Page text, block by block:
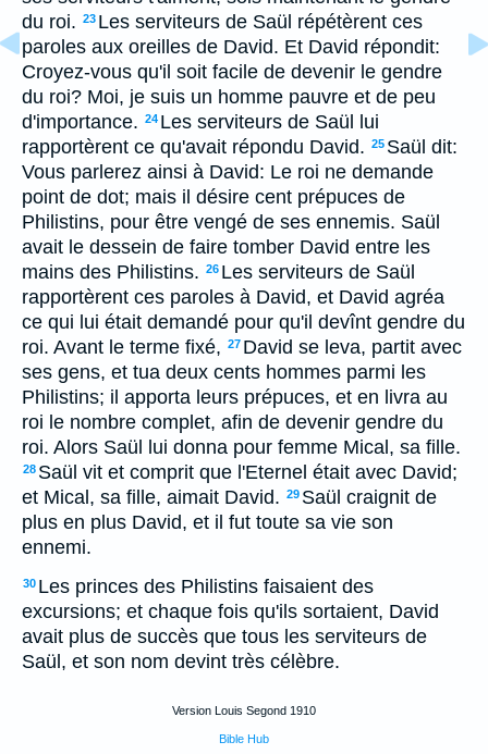
du roi. 23 Les serviteurs de Saül répétèrent ces
paroles aux oreilles de David. Et David répondit:
Croyez-vous qu'il soit facile de devenir le gendre
du roi? Moi, je suis un homme pauvre et de peu
d'importance. 24 Les serviteurs de Saül lui
rapportèrent ce qu'avait répondu David. 25 Saül dit:
Vous parlerez ainsi à David: Le roi ne demande
point de dot; mais il désire cent prépuces de
Philistins, pour être vengé de ses ennemis. Saül
avait le dessein de faire tomber David entre les
mains des Philistins. 26 Les serviteurs de Saül
rapportèrent ces paroles à David, et David agréa
ce qui lui était demandé pour qu'il devînt gendre du
roi. Avant le terme fixé, 27 David se leva, partit avec
ses gens, et tua deux cents hommes parmi les
Philistins; il apporta leurs prépuces, et en livra au
roi le nombre complet, afin de devenir gendre du
roi. Alors Saül lui donna pour femme Mical, sa fille.
28 Saül vit et comprit que l'Eternel était avec David;
et Mical, sa fille, aimait David. 29 Saül craignit de
plus en plus David, et il fut toute sa vie son
ennemi.
30 Les princes des Philistins faisaient des
excursions; et chaque fois qu'ils sortaient, David
avait plus de succès que tous les serviteurs de
Saül, et son nom devint très célèbre.
Version Louis Segond 1910
Bible Hub